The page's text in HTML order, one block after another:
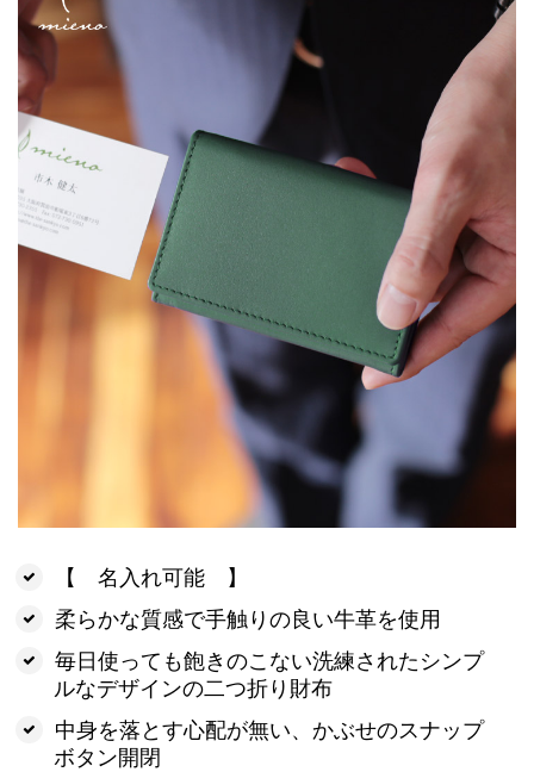
【 名入れ可能 】
柔らかな質感で手触りの良い牛革を使用
毎日使っても飽きのこない洗練されたシンプ
ルなデザインの二つ折り財布
中身を落とす心配が無い、かぶせのスナップ
ボタン開閉